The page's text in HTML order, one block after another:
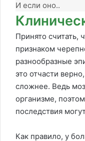
И если оно..
Принято считать,
признаком
разнообразные
это отчасти
сложнее. Ведь
организме,
последствия
Как правило, у